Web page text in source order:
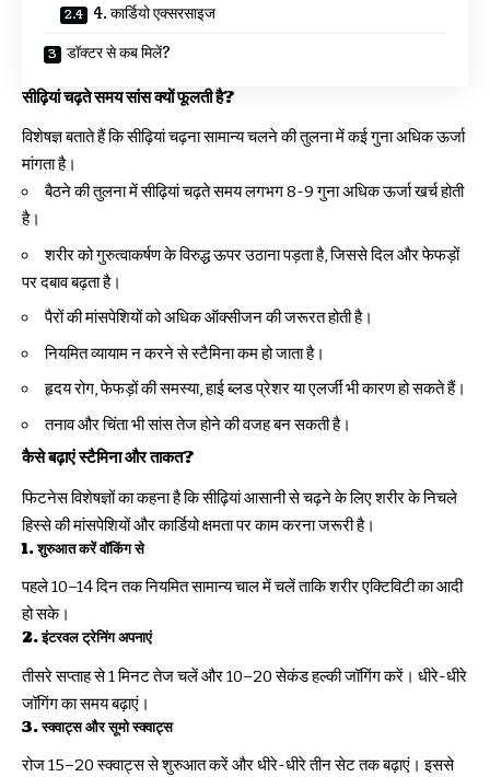
4. कार्डियो एक्सरसाइज
डॉक्टर से कब मिलें?
सीढ़ियां चढ़ते समय सांस क्यों फूलती है?
विशेषज्ञ बताते हैं कि सीढ़ियां चढ़ना सामान्य चलने की तुलना में कई गुना अधिक ऊर्जा
मांगता है।
बैठने की तुलना में सीढ़ियां चढ़ते समय लगभग 8-9 गुना अधिक ऊर्जा खर्च होती
है।
शरीर को गुरुत्वाकर्षण के विरुद्ध ऊपर उठाना पड़ता है, जिससे दिल और फेफड़ों
पर दबाव बढ़ता है।
पैरों की मांसपेशियों को अधिक ऑक्सीजन की जरूरत होती है।
नियमित व्यायाम न करने से स्टैमिना कम हो जाता है।
हृदय रोग, फेफड़ों की समस्या, हाई ब्लड प्रेशर या एलर्जी भी कारण हो सकते हैं।
तनाव और चिंता भी सांस तेज होने की वजह बन सकती है।
कैसे बढ़ाएं स्टैमिना और ताकत?
फिटनेस विशेषज्ञों का कहना है कि सीढ़ियां आसानी से चढ़ने के लिए शरीर के निचले
हिस्से की मांसपेशियों और कार्डियो क्षमता पर काम करना जरूरी है।
1. शुरुआत करें वॉकिंग से
पहले 10–14 दिन तक नियमित सामान्य चाल में चलें ताकि शरीर एक्टिविटी का आदी
हो सके।
2. इंटरवल ट्रेनिंग अपनाएं
तीसरे सप्ताह से 1 मिनट तेज चलें और 10–20 सेकंड हल्की जॉगिंग करें। धीरे-धीरे
जॉगिंग का समय बढ़ाएं।
3. स्क्वाट्स और सूमो स्क्वाट्स
रोज 15–20 स्क्वाट्स से शुरुआत करें और धीरे-धीरे तीन सेट तक बढ़ाएं। इससे